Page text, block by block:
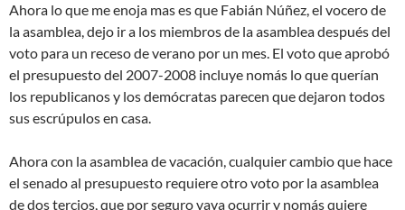
Ahora lo que me enoja mas es que Fabián Núñez, el vocero de
la asamblea, dejo ir a los miembros de la asamblea después del
voto para un receso de verano por un mes. El voto que aprobó
el presupuesto del 2007-2008 incluye nomás lo que querían
los republicanos y los demócratas parecen que dejaron todos
sus escrúpulos en casa.
Ahora con la asamblea de vacación, cualquier cambio que hace
el senado al presupuesto requiere otro voto por la asamblea
de dos tercios, que por seguro vaya ocurrir y nomás quiere